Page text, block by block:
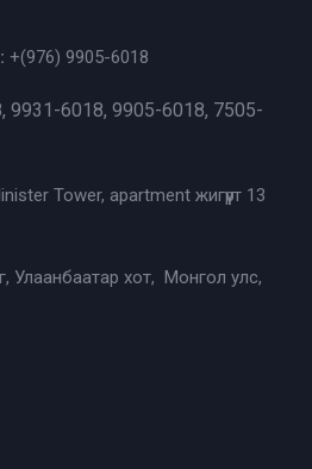
+(976) 9905-6018
9931-6018, 9905-6018, 7505-
Tower, apartment жигүүрт 13
Улаанбаатар хот, Монгол улс,